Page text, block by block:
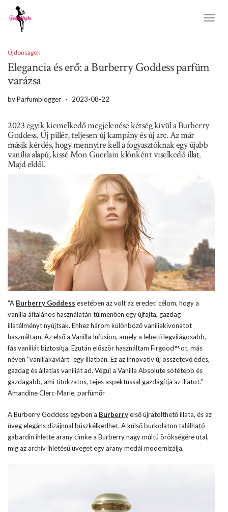
Újdonságok
Elegancia és erő: a Burberry Goddess parfüm
varázsa
byParfumblogger - 2023-08-22
2023 egyik kiemelkedő megjelenése kétség kívül a Burberry
Goddess. Új pillér, teljesen új kampány és új arc. Az már
másik kérdés, hogy mennyire kell a fogyasztóknak egy újabb
vanília alapú, kissé Mon Guerlain klónként viselkedő illat.
Majd eldől.
“A Burberry Goddess esetében az volt az eredeti célom, hogy a
vanília általános használatán túlmenően egy újfajta, gazdag
illatélményt nyújtsak. Ehhez három különböző vaníliakivonatot
használtam. Az első a Vanilla Infusion, amely a lehető legvilágosabb,
fás vaníliát biztosítja. Ezután először használtam Firgood™-ot, más
néven “vaníliakaviárt” egy illatban. Ez az innovatív új összetevő édes,
gazdag és állatias vaníliát ad. Végül a Vanilla Absolute sötétebb és
gazdagabb, ami titokzatos, tejes aspektussal gazdagítja az illatot.” –
Amandine Clerc-Marie, parfümőr
A Burberry Goddess egyben a Burberryelső újratölthető illata, és az
üveg elegáns dizájnnal büszkélkedhet. A külső burkolaton található
gabardin ihlette arany címke a Burberry nagy múltú örökségére utal,
míg az archív ihletésű üveget egy arany medál modernizálja.